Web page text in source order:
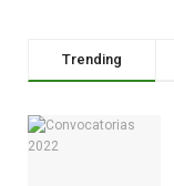
Trending